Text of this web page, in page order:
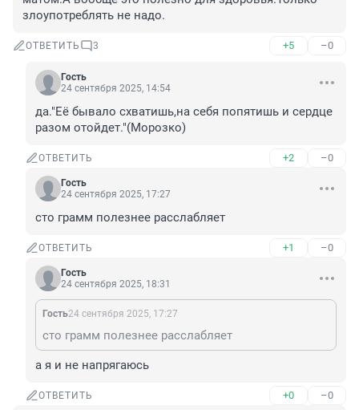
злоупотреблять не надо.
ОТВЕТИТЬ 3 +5 –0
Гость
24 сентября 2025, 14:54
да."Её бывало схватишь,на себя попятишь и сердце
разом отойдет."(Морозко)
ОТВЕТИТЬ +2 –0
Гость
24 сентября 2025, 17:27
сто грамм полезнее расслабляет
ОТВЕТИТЬ +1 –0
Гость
24 сентября 2025, 18:31
Гость24 сентября 2025, 17:27
сто грамм полезнее расслабляет
а я и не напрягаюсь
ОТВЕТИТЬ +0 –0